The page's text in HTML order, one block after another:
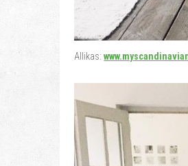
Allikas: